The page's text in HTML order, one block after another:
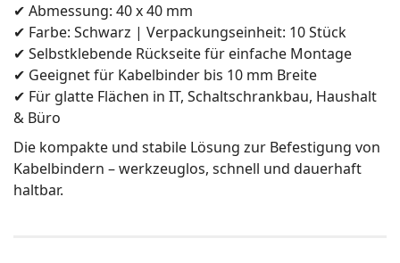
✔ Abmessung: 40 x 40 mm
✔ Farbe: Schwarz | Verpackungseinheit: 10 Stück
✔ Selbstklebende Rückseite für einfache Montage
✔ Geeignet für Kabelbinder bis 10 mm Breite
✔ Für glatte Flächen in IT, Schaltschrankbau, Haushalt
& Büro
Die kompakte und stabile Lösung zur Befestigung von
Kabelbindern – werkzeuglos, schnell und dauerhaft
haltbar.